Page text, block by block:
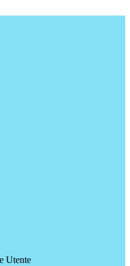
Utente